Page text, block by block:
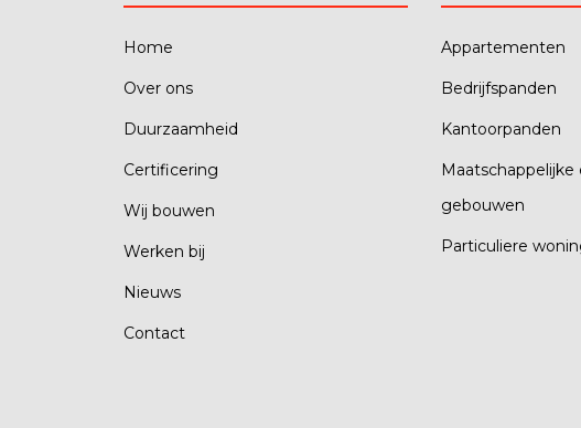
Home
Over ons
Duurzaamheid
Certificering
Wij bouwen
Werken bij
Nieuws
Contact
Appartementen
Bedrijfspanden
Kantoorpanden
Maatschappelijke
gebouwen
Particuliere